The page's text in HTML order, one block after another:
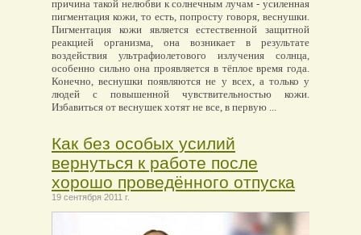
причина такой нелюбви к солнечным лучам - усиленная
пигментация кожи, то есть, попросту говоря, веснушки.
Пигментация кожи является естественной защитной
реакцией организма, она возникает в результате
воздействия ультрафиолетового излучения солнца,
особенно сильно она проявляется в тёплое время года.
Конечно, веснушки появляются не у всех, а только у
людей с повышенной чувствительностью кожи.
Избавиться от веснушек хотят не все, в первую ...
Как без особых усилий
вернуться к работе после
хорошо проведённого отпуска
19 сентября 2011 г.